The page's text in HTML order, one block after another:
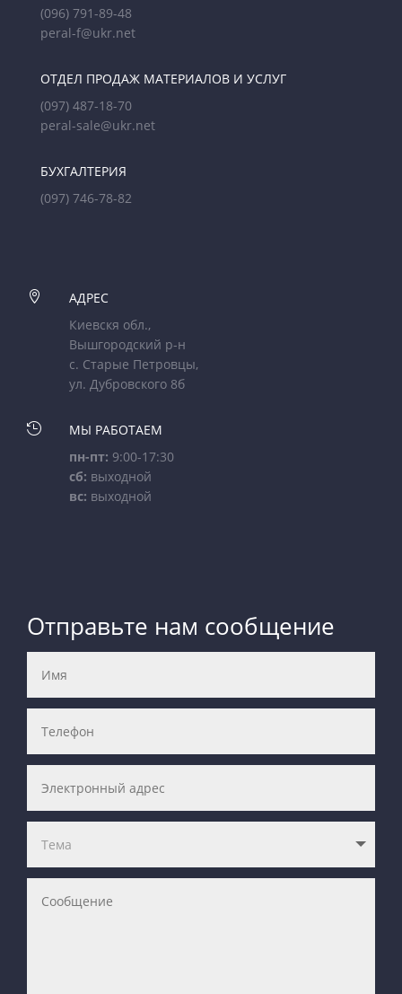
(096) 791-89-48
peral-f@ukr.net
ОТДЕЛ ПРОДАЖ МАТЕРИАЛОВ И УСЛУГ
(097) 487-18-70
peral-sale@ukr.net
БУХГАЛТЕРИЯ
(097) 746-78-82

АДРЕС
Киевскя обл.,
Вышгородский р-н
с. Старые Петровцы,
ул. Дубровского 8б

МЫ РАБОТАЕМ
пн-пт: 9:00-17:30
сб: выходной
вс: выходной
Отправьте нам сообщение